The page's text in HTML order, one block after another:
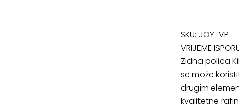
VP,
dimenzija
95
x
SKU: JOY-VP
VRIJEME
Zidna polica
se može
drugim
kvalitetne